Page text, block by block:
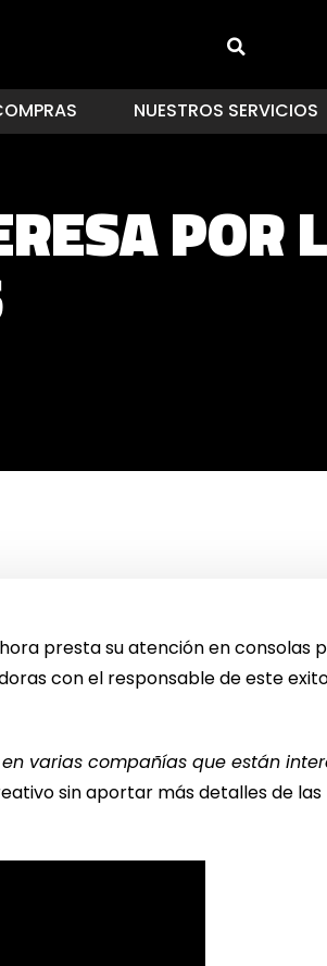
NUESTROS SERVICIOS
POR
presta su atención en consolas
con el responsable de este
varias compañías que están
sin aportar más detalles de las